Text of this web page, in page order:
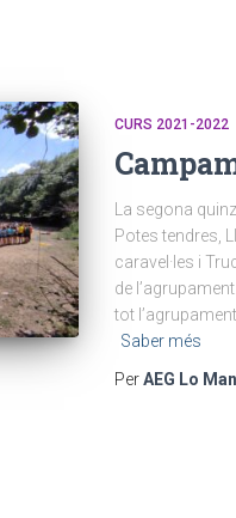
CURS 2021-2022
La segona
Potes tendres,
caravel·les i
de
tot
Saber més
PerAEG Lo